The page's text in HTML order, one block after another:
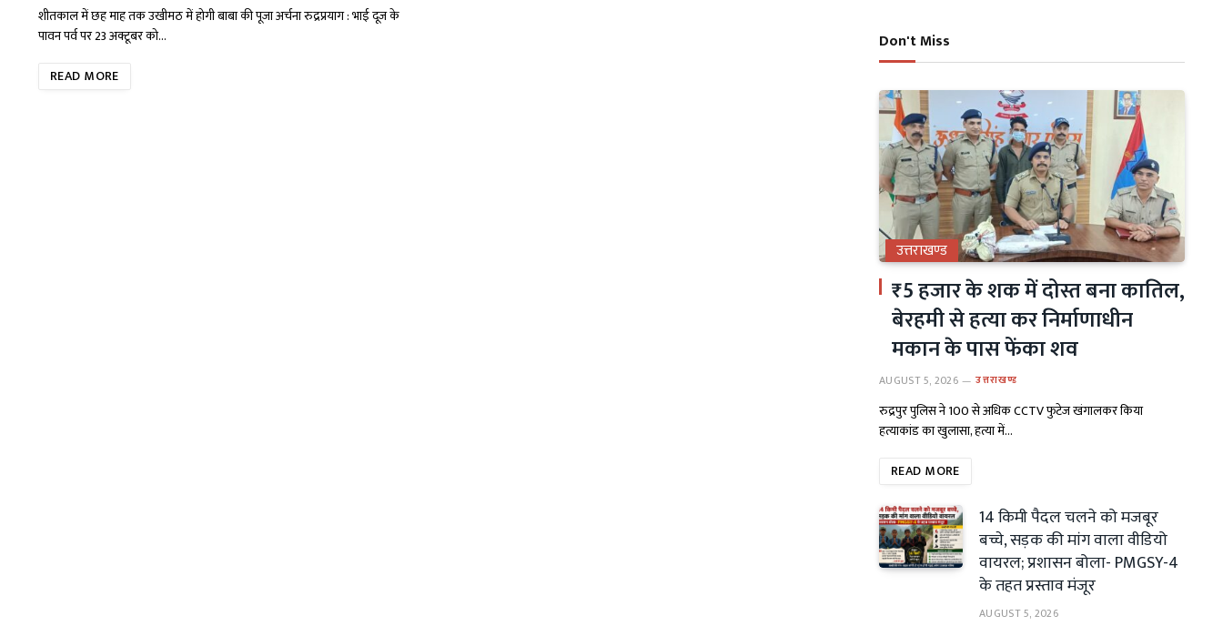
शीतकाल में छह माह तक उखीमठ में होगी बाबा की पूजा अर्चना रुद्रप्रयाग : भाई दूज के
पावन पर्व पर 23 अक्टूबर को…
READ MORE
Don't Miss
उत्तराखण्ड
₹5 हजार के शक में दोस्त बना कातिल,
बेरहमी से हत्या कर निर्माणाधीन
मकान के पास फेंका शव
AUGUST 5, 2026 उत्तराखण्ड
रुद्रपुर पुलिस ने 100 से अधिक CCTV फुटेज खंगालकर किया
हत्याकांड का खुलासा, हत्या में…
READ MORE
14 किमी पैदल चलने को मजबूर
बच्चे, सड़क की मांग वाला वीडियो
वायरल; प्रशासन बोला- PMGSY-4
के तहत प्रस्ताव मंजूर
AUGUST 5, 2026